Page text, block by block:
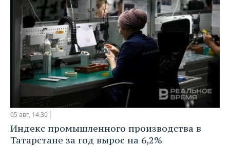
05 авг, 14:30
Индекс промышленного производства в
Татарстане за год вырос на 6,2%